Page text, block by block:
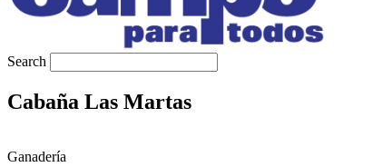
Search
Cabaña Las Martas
Ganadería